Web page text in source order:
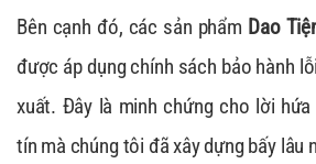
Bên cạnh đó, các sản phẩm Dao
được áp dụng chính sách bảo hành
xuất. Đây là minh chứng cho lời
tín mà chúng tôi đã xây dựng bấy lâu